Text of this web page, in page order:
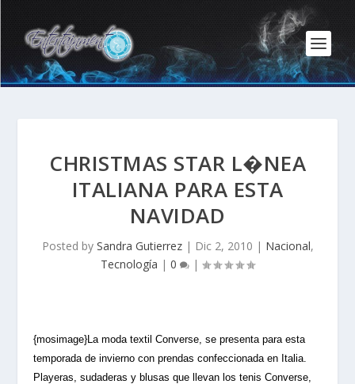
CHRISTMAS STAR L�NEA
ITALIANA PARA ESTA
NAVIDAD
Posted by Sandra Gutierrez| Dic 2, 2010 | Nacional,
Tecnología | 0 |
{mosimage}La moda textil Converse, se presenta para esta
temporada de invierno con prendas confeccionada en Italia.
Playeras, sudaderas y blusas que llevan los tenis Converse,